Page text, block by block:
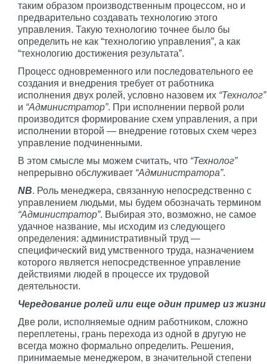
таким образом производственным процессом, но и
предварительно создавать технологию этого
управления. Такую технологию точнее было бы
определить не как “технологию управления”, а как
“технологию достижения результата”.
Процесс одновременного или последовательного ее
создания и внедрения требует от работника
исполнения двух ролей, условно назовем их “Технолог”
и “Администратор”. При исполнении первой роли
производится формирование схем управления, а при
исполнении второй — внедрение готовых схем через
управление подчиненными.
В этом смысле мы можем считать, что “Технолог”
непрерывно обслуживает “Администратора”.
NB. Роль менеджера, связанную непосредственно с
управлением людьми, мы будем обозначать термином
“Администратор”. Выбирая это, возможно, не самое
удачное название, мы исходим из следующего
определения: административный труд —
специфический вид умственного труда, назначением
которого является непосредственное управление
действиями людей в процессе их трудовой
деятельности.
Чередование ролей или еще один пример из жизни
Две роли, исполняемые одним работником, сложно
переплетены, грань перехода из одной в другую не
всегда можно формально определить. Решения,
принимаемые менеджером, в значительной степени